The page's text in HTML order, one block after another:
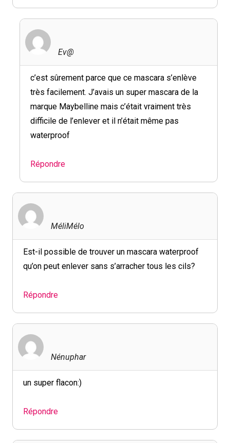
Ev@
c’est sûrement parce que ce mascara s’enlève
très facilement. J’avais un super mascara de la
marque Maybelline mais c’était vraiment très
difficile de l’enlever et il n’était même pas
waterproof
Répondre
MéliMélo
Est-il possible de trouver un mascara waterproof
qu’on peut enlever sans s’arracher tous les cils?
Répondre
Nénuphar
un super flacon:)
Répondre